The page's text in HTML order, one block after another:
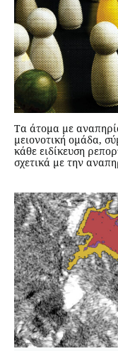
Τα άτομα με
μειονοτική ομάδα,
κάθε ειδίκευση
σχετικά με την